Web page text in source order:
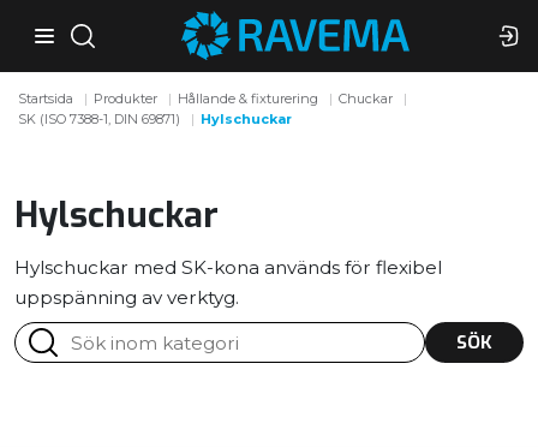
Startsida Produkter Hållande & fixturering
Chuckar
SK (ISO 7388-1, DIN 69871)
Hylschuckar
Hylschuckar
Hylschuckar med SK-kona används för flexibel
uppspänning av verktyg.
SÖK